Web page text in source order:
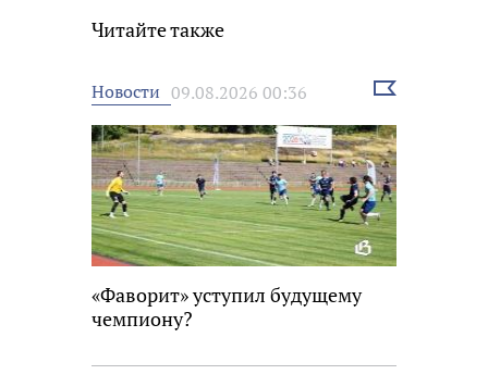
Читайте также
Новости 09.08.2026 00:36
Выбрать
«Фаворит» уступил будущему
чемпиону?